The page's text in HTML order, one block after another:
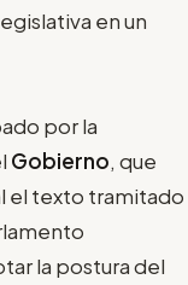
en un
por la
Gobierno, que
el texto tramitado
la postura del